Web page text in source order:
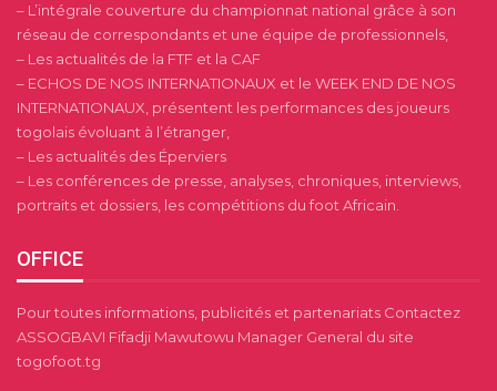
– L’intégrale couverture du championnat national grâce à son
réseau de correspondants et une équipe de professionnels,
– Les actualités de la FTF et la CAF
– ECHOS DE NOS INTERNATIONAUX et le WEEK END DE NOS
INTERNATIONAUX, présentent les performances des joueurs
togolais évoluant à l’étranger,
– Les actualités des Éperviers
– Les conférences de presse, analyses, chroniques, interviews,
portraits et dossiers, les compétitions du foot Africain.
OFFICE
Pour toutes informations, publicités et partenariats Contactez
ASSOGBAVI Fifadji Mawutowu Manager General du site
togofoot.tg